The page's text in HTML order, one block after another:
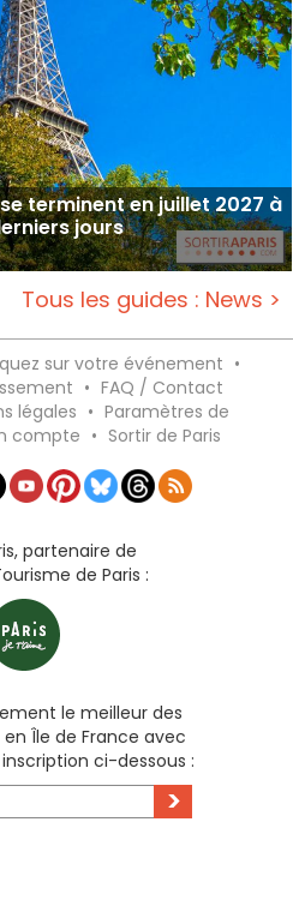
terminent en juillet 2027 à
jours
Tous les guides : News >
sur votre événement •
• FAQ / Contact
légales • Paramètres de
compte • Sortir de Paris
partenaire de
de Paris :
le meilleur des
Île de France avec
ci-dessous :
>